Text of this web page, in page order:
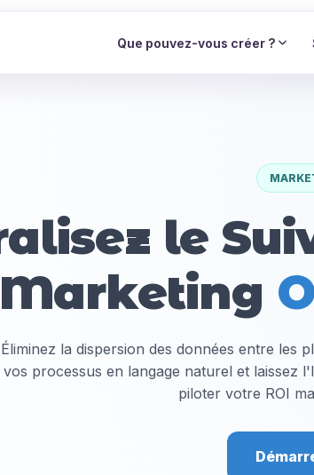
Que pouvez-vous créer ?
le
Marketing
Éliminez la dispersion des données entre les
vos processus en langage naturel et laissez
piloter votre ROI